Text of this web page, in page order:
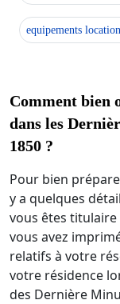
equipements
Comment bien
dans les
1850 ?
Pour bien
y a quelques
vous êtes
vous avez
relatifs à votre
votre résidence
des Dernière